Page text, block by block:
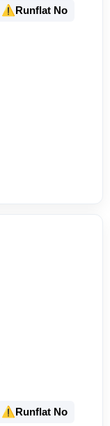
⚠️Runflat No
⚠️ Runflat No